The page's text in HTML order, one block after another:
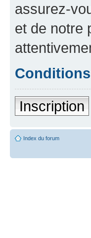
assurez-
et de notre
Inscription
Index du forum